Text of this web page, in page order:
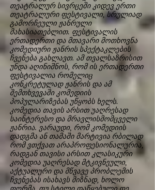
თეატრალურ სივრცეში კიდევ ერთი
თეატრალური ფესტივალი, სრულიად
გამორჩეული ჟანრული
მახასიათებლით. ფესტივალის
ერთადერთი და მთავარი მოთხოვნა
კომედიური ჟანრის სპექტაკლების
ჩვენება გახლავთ. ამ თვალსაზრისით
უნდა აღინიშნოს, რომ ის ერთადერთი
ფესტივალია რომელიც
კონკრეტულად ჟანრის და ამ
შემთხვევაში კომედიის
პოპულარიზებას უწყობს ხელს.
კომედია თავის არსით უაღრესად
საინტერესო და მრავლისმომცველი
ჟანრია. ვარაუდი, რომ კომედიის
დადგმა ან თამაში მარტივია რბილად
რომ ვთქვათ არაპროფესიონალურია,
რადგან თავისი არსით კლასიკური
კომედია უაღრესად მტკივნეული,
აქტუალური და მწვავე პრობლემის
ჩვენებას ისახავს მიზნად, ხოლო